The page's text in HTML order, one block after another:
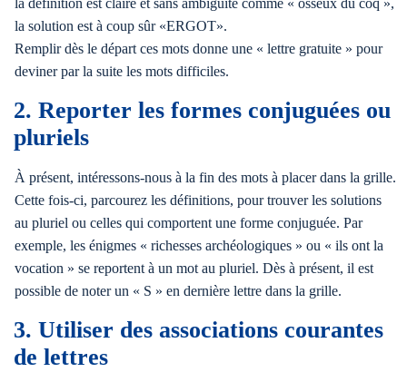
la définition est claire et sans ambiguïté comme « osseux du coq »,
la solution est à coup sûr «ERGOT».
Remplir dès le départ ces mots donne une « lettre gratuite » pour
deviner par la suite les mots difficiles.
2. Reporter les formes conjuguées ou
pluriels
À présent, intéressons-nous à la fin des mots à placer dans la grille.
Cette fois-ci, parcourez les définitions, pour trouver les solutions
au pluriel ou celles qui comportent une forme conjuguée. Par
exemple, les énigmes « richesses archéologiques » ou « ils ont la
vocation » se reportent à un mot au pluriel. Dès à présent, il est
possible de noter un « S » en dernière lettre dans la grille.
3. Utiliser des associations courantes
de lettres